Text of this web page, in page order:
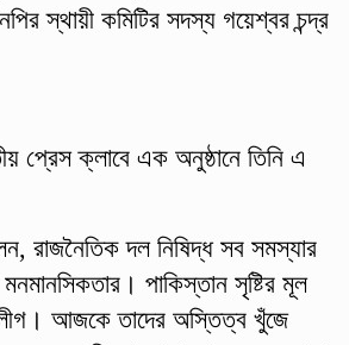
স্থায়ী কমিটির সদস্য গয়েশ্বর চন্দ্র
প্রেস ক্লাবে এক অনুষ্ঠানে তিনি এ
রাজনৈতিক দল নিষিদ্ধ সব সমস্যার
পাকিস্তান সৃষ্টির মূল
আজকে তাদের অস্তিত্ব খুঁজে